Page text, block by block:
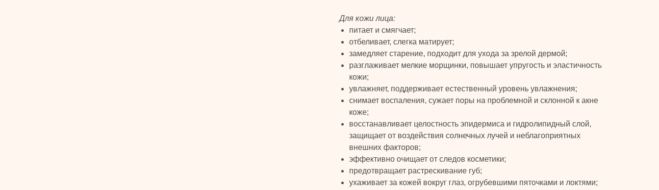
Для кожи лица:
питает и смягчает;
отбеливает, слегка матирует;
замедляет старение, подходит для ухода за зрелой дермой;
разглаживает мелкие морщинки, повышает упругость и эластичность
кожи;
увлажняет, поддерживает естественный уровень увлажнения;
снимает воспаления, сужает поры на проблемной и склонной к акне
коже;
восстанавливает целостность эпидермиса и гидролипидный слой,
защищает от воздействия солнечных лучей и неблагоприятных
внешних факторов;
эффективно очищает от следов косметики;
предотвращает растрескивание губ;
ухаживает за кожей вокруг глаз, огрубевшими пяточками и локтями;